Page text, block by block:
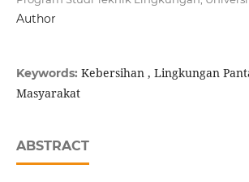
Author
Keywords: Kebersihan , Lingkungan
Masyarakat
ABSTRACT